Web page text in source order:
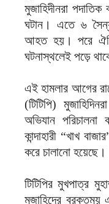
মুজাহিদীনরা পদাতিক
ঘটান। এতে ৬
আহত হয়। পরে
ঘটনাস্থলেই পড়ে
এই হামলার আগের
(টিটিপি)
অভিযান পরিচালনা
কান্দাহারী “খাখ
করে চালানো হয়েছে।
টিটিপির মুখপাত্র
মুজাহিদের বরকতময়